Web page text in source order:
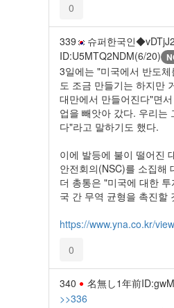
0
339 슈퍼한국인
ID:U5MTQ2NDM(6/20)
3일에는 "미국에서 반도
도 조금 만들기는 하지만
대만에서 만들어진다"면
업을 빼앗아 갔다. 우리는
다"라고 말하기도 했다.
이에 발등에 불이 떨어진
안전회의(NSC)를 소집해
더 총통은 "미국에 대한
국 간 무역 균형을 촉진할
https://www.yna.co.kr/
0
340 名無し1年前
>>336